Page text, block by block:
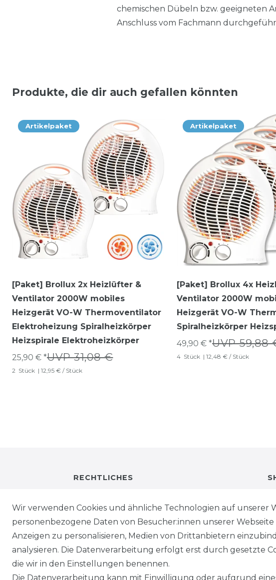
chemischen Dübeln bzw. geeigneten
Anschluss vom Fachmann
Produkte, die dir auch gefallen könnten
Artikelpaket
[Paket] Brollux 2x Heizlüfter &
Ventilator 2000W mobiles
Heizgerät VO-W Thermoventilator
Elektroheizung Spiralheizkörper
Heizspirale Elektroheizkörper
UVP 31,08 €
25,90 € *
2 Stück | 12,95 € / Stück
Artikelpaket
[Paket] Brollux 4x
Ventilator 2000W
Heizgerät VO-W
Spiralheizkörper
UVP 59,88
49,90 € *
4 Stück | 12,48 € / Stück
RECHTLICHES
IMPRESSUM
DATENSCHUTZ
WIEDERRUFSRECHT
Wir verwenden Cookies und ähnliche Technologien auf unserer
personenbezogene Daten von Besucher:innen unserer Webseite
Anzeigen zu personalisieren, Medien von Drittanbietern
analysieren. Die Datenverarbeitung erfolgt erst durch gesetzte
die wir in den Einstellungen benennen.
Die Datenverarbeitung kann mit Einwilligung oder aufgrund